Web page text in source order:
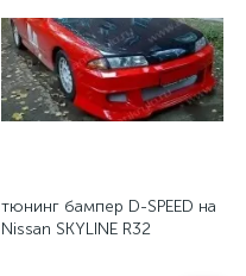
тюнинг бампер D-SPEED на
Nissan SKYLINE R32